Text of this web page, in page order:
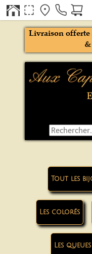
Livraison offerte
Tout les
Les colorés
Les queues